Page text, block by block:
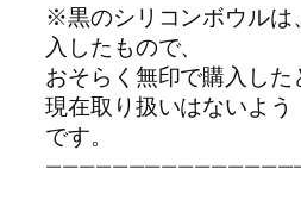
※黒のシリコンボウルは
入したもので、
おそらく無印で購入した
現在取り扱いはないよう
です。